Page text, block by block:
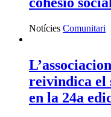
Notícies Comunitari
reivindica el
en la 24a